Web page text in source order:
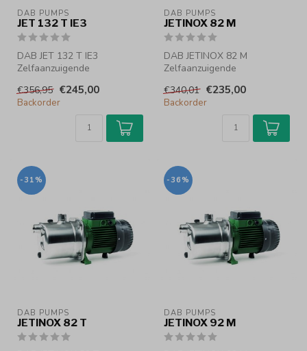
DAB PUMPS
JET 132 T IE3
DAB JET 132 T IE3
Zelfaanzuigende
Zelfaanzuigende
centrifugaa...
€356,95 €245,00
Backorder
DAB PUMPS
JETINOX 82 M
DAB JETINOX 82 M
Zelfaanzuigende
3.6 m³/h -max. 4.7 Bar
€340,01 €235,00
Backorder
-31%
DAB PUMPS
JETINOX 82 T
-36%
DAB PUMPS
JETINOX 92 M